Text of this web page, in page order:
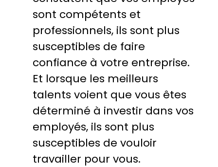
sont compétents et
professionnels, ils sont plus
susceptibles de faire
confiance à votre entreprise.
Et lorsque les meilleurs
talents voient que vous êtes
déterminé à investir dans vos
employés, ils sont plus
susceptibles de vouloir
travailler pour vous.